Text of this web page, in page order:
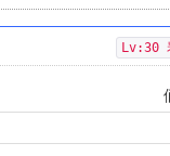
Lv:30